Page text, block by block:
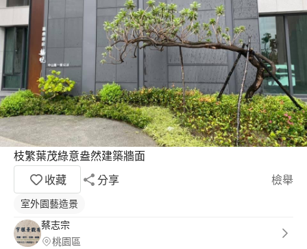
枝繁葉茂綠意盎然建築牆面
收藏
分享 檢舉
室外園藝造景
蔡志宗
桃園區